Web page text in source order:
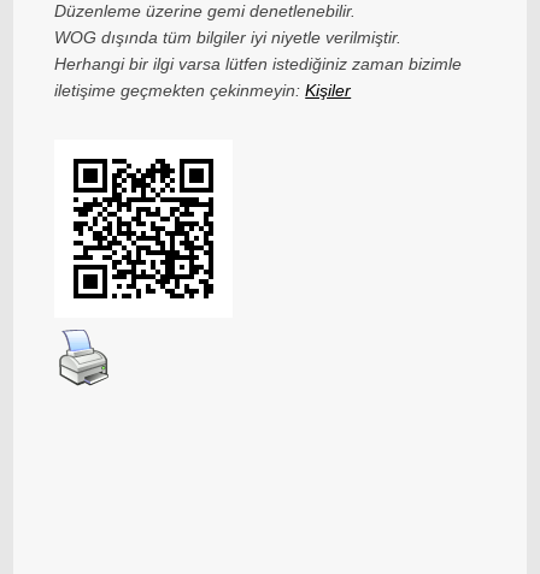
Düzenleme üzerine gemi denetlenebilir.
WOG dışında tüm bilgiler iyi niyetle verilmiştir.
Herhangi bir ilgi varsa lütfen istediğiniz zaman bizimle
iletişime geçmekten çekinmeyin:Kişiler